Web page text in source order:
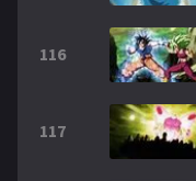
116
117